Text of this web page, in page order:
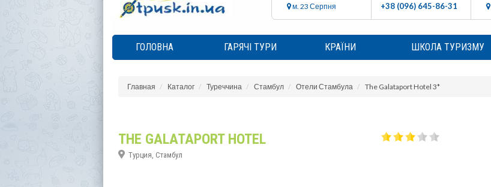
м. 23 Серпня
+38 (096) 645-86-31
ГОЛОВНА ГАРЯЧІ ТУРИ КРАЇНИ ШКОЛА ТУРИЗМУ
Главная Каталог Туреччина Стамбул Отели Стамбула The Galataport Hotel 3*
THE GALATAPORT HOTEL
Турция, Стамбул